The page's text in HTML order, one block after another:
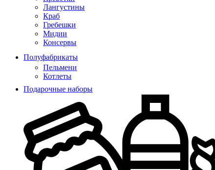
Лангустины
Краб
Гребешки
Мидии
Консервы
Полуфабрикаты
Пельмени
Котлеты
Подарочные наборы